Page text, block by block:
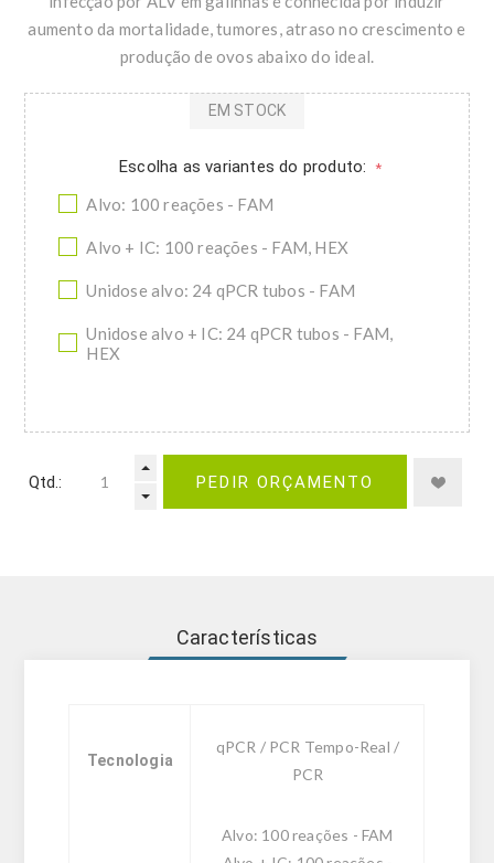
aumento da mortalidade, tumores, atraso no crescimento e
produção de ovos abaixo do ideal.
Escolha as variantes do produto: *
Alvo: 100 reações - FAM
Alvo + IC: 100 reações - FAM, HEX
Unidose alvo: 24 qPCR tubos - FAM
Unidose alvo + IC: 24 qPCR tubos - FAM,
HEX
EM STOCK
Qtd.: PEDIR ORÇAMENTO
Características
Tecnologia
qPCR / PCR Tempo-Real /
PCR
Alvo: 100 reações - FAM